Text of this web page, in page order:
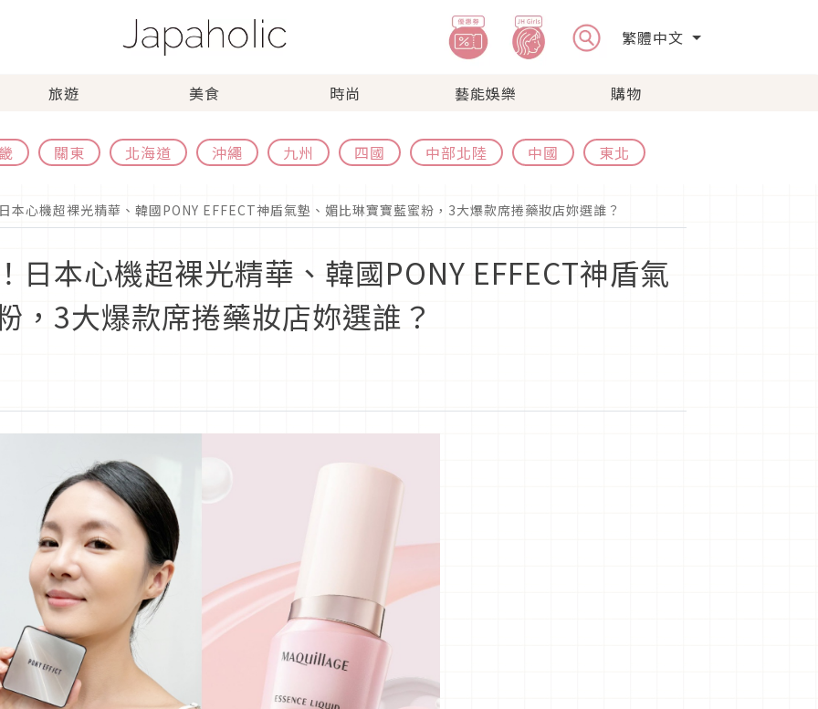
繁體中文
旅遊 美食 時尚 藝能娛樂 購物
關東 北海道 沖繩 九州 四國 中部北陸 中國 東北
本心機超裸光精華、韓國PONY EFFECT神盾氣墊、媚比琳寶寶藍蜜粉，3大爆款席捲藥妝店妳選誰？
日本心機超裸光精華、韓國PONY EFFECT神盾氣
，3大爆款席捲藥妝店妳選誰？